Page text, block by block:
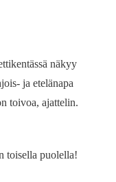
näkyy
ja etelänapa
toivoa, ajattelin.
toisella puolella!